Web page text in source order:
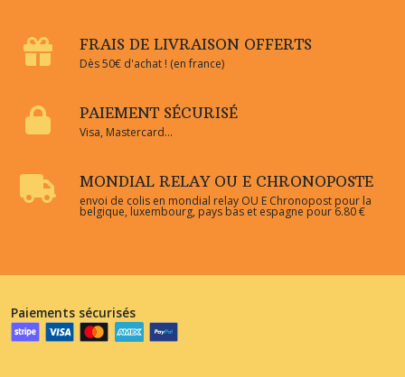
FRAIS DE LIVRAISON OFFERTS
Dès 50€ d'achat ! (en france)
PAIEMENT SÉCURISÉ
Visa, Mastercard...
MONDIAL RELAY OU E CHRONOPOSTE
envoi de colis en mondial relay OU E Chronopost pour la
belgique, luxembourg, pays bas et espagne pour 6.80 €
Paiements sécurisés